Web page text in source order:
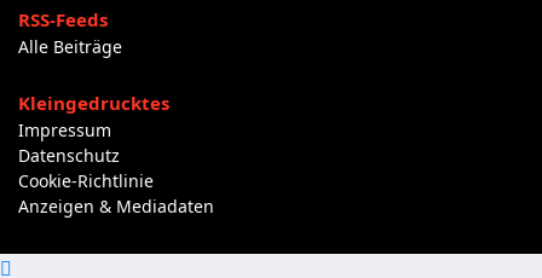
RSS-Feeds
Alle Beiträge
Kleingedrucktes
Impressum
Datenschutz
Cookie-Richtlinie
Anzeigen & Mediadaten